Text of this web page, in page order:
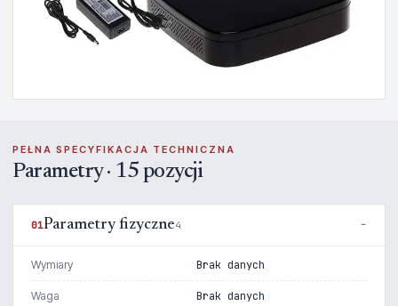
PEŁNA SPECYFIKACJA TECHNICZNA
Parametry · 15 pozycji
01Parametry fizyczne4
Wymiary Brak danych
Waga Brak danych